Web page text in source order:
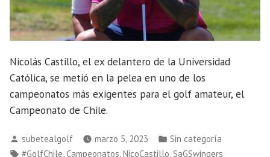
Nicolás Castillo, el ex delantero de la Universidad
Católica, se metió en la pelea en uno de los
campeonatos más exigentes para el golf amateur, el
Campeonato de Chile.
Publicado
por
subetealgolf marzo 5, 2023
Publicado
en
Sin categoría
Etiquetas:
#GolfChile Campeonatos NicoCastillo SaGSwingers